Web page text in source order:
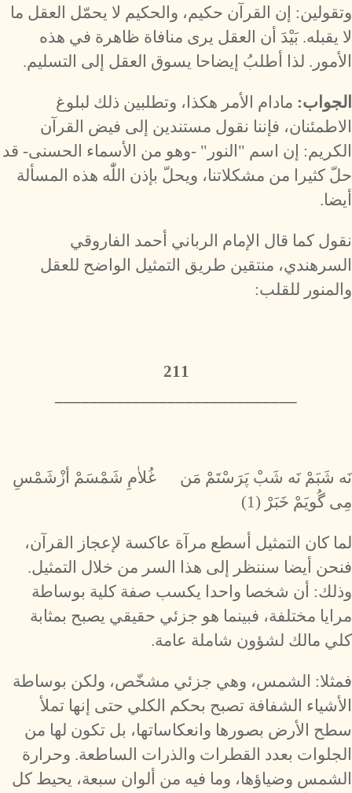
وتقولين: إن القرآن حكيم، والحكيم لا يحمّل العقل ما
لا يقبله. بَيْدَ أن العقل يرى منافاة ظاهرة في هذه
الأمور. لذا أطلبُ إيضاحا يسوق العقل إلى التسليم.
الجواب: مادام الأمر هكذا، وتطلبين ذلك لبلوغ
الاطمئنان، فإننا نقول مستندين إلى فيض القرآن
الكريم: إن اسم "النور" -وهو من الأسماء الحسنى- قد
حلّ كثيرا من مشكلاتنا، ويحلّ بإذن اللّٰه هذه المسألة
أيضا.
نقول كما قال الإمام الرباني أحمد الفاروقي
السرهندي، منتقين طريق التمثيل الواضح للعقل
والمنور للقلب:
211
نَه شَبَمْ نَه شَبْ پَرَسْتَمْ مَن غُلاٰمِ شَمْسَمْ أزْشَمْسِ
مِى گُويَمْ خَبَرْ (1)
لما كان التمثيل أسطع مرآة عاكسة لإعجاز القرآن،
فنحن أيضا سننظر إلى هذا السر من خلال التمثيل.
وذلك: أن شخصا واحدا يكسب صفة كلية بوساطة
مرايا مختلفة، فبينما هو جزئي حقيقي يصبح بمثابة
كلي مالك لشؤون شاملة عامة.
فمثلا: الشمس، وهي جزئي مشخّص، ولكن بوساطة
الأشياء الشفافة تصبح بحكم الكلي حتى إنها تملأ
سطح الأرض بصورها وانعكاساتها، بل تكون لها من
الجلوات بعدد القطرات والذرات الساطعة. وحرارة
الشمس وضياؤها، وما فيه من ألوان سبعة، يحيط كل